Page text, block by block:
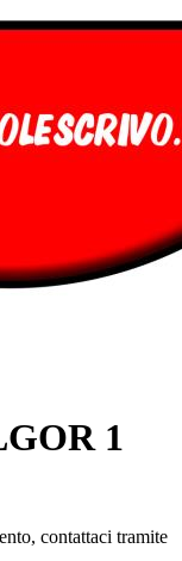
1
contattaci tramite